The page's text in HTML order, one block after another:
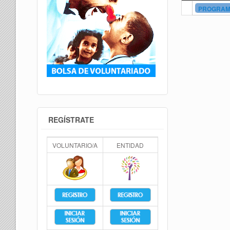
REGÍSTRATE
VOLUNTARIO/A ENTIDAD